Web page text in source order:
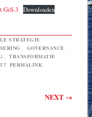
GiS-3 Downloaden
STRATEGIE
GOVERNANCE
TRANSFORMATIE
PERMALINK
NEXT →